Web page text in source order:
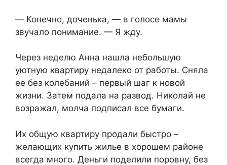
— Конечно, доченька, — в голосе мамы
звучало понимание. — Я жду.
Через неделю Анна нашла небольшую
уютную квартиру недалеко от работы. Сняла
ее без колебаний – первый шаг к новой
жизни. Затем подала на развод. Николай не
возражал, молча подписал все бумаги.
Их общую квартиру продали быстро –
желающих купить жилье в хорошем районе
всегда много. Деньги поделили поровну, без